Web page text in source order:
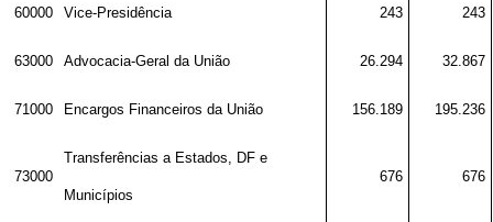
60000 Vice-Presidência 243 243
63000 Advocacia-Geral da União 26.294 32.867
71000 Encargos Financeiros da União 156.189 195.236
73000
Transferências a Estados, DF e
Municípios
676 676